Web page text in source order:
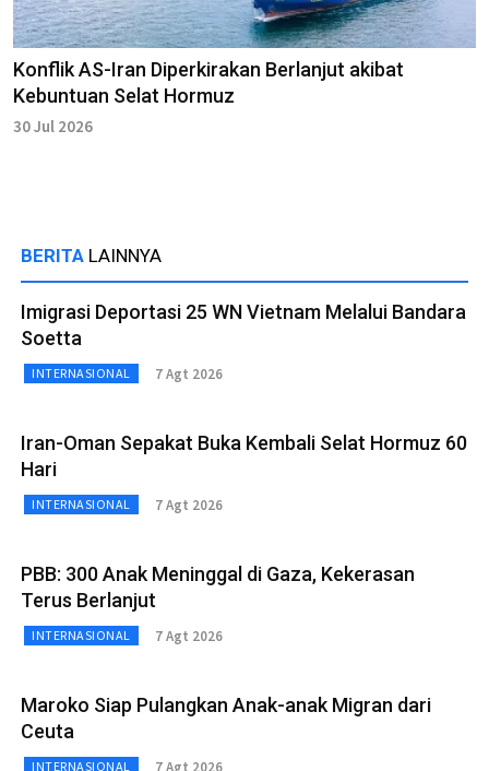
Konflik AS-Iran Diperkirakan Berlanjut akibat
Kebuntuan Selat Hormuz
30 Jul 2026
BERITA LAINNYA
Imigrasi Deportasi 25 WN Vietnam Melalui Bandara
Soetta
INTERNASIONAL 7 Agt 2026
Iran-Oman Sepakat Buka Kembali Selat Hormuz 60
Hari
INTERNASIONAL 7 Agt 2026
PBB: 300 Anak Meninggal di Gaza, Kekerasan
Terus Berlanjut
INTERNASIONAL 7 Agt 2026
Maroko Siap Pulangkan Anak-anak Migran dari
Ceuta
INTERNASIONAL 7 Agt 2026